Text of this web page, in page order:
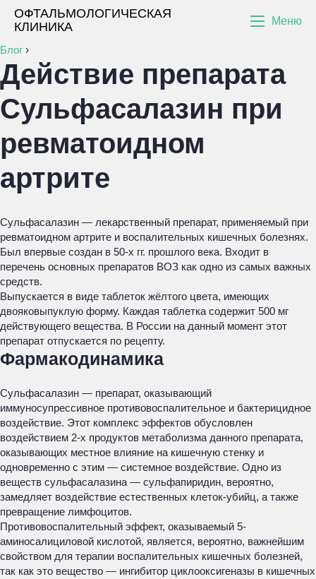
ОФТАЛЬМОЛОГИЧЕСКАЯ
КЛИНИКА
Меню
Блог ›
Действие препарата
Сульфасалазин при
ревматоидном
артрите
Сульфасалазин — лекарственный препарат, применяемый при
ревматоидном артрите и воспалительных кишечных болезнях.
Был впервые создан в 50-х гг. прошлого века. Входит в
перечень основных препаратов ВОЗ как одно из самых важных
средств.
Выпускается в виде таблеток жёлтого цвета, имеющих
двояковыпуклую форму. Каждая таблетка содержит 500 мг
действующего вещества. В России на данный момент этот
препарат отпускается по рецепту.
Фармакодинамика
Сульфасалазин — препарат, оказывающий
иммуносупрессивное противовоспалительное и бактерицидное
воздействие. Этот комплекс эффектов обусловлен
воздействием 2-х продуктов метаболизма данного препарата,
оказывающих местное влияние на кишечную стенку и
одновременно с этим — системное воздействие. Одно из
веществ сульфасалазина — сульфапиридин, вероятно,
замедляет воздействие естественных клеток-убийц, а также
превращение лимфоцитов.
Противовоспалительный эффект, оказываемый 5-
аминосалициловой кислотой, является, вероятно, важнейшим
свойством для терапии воспалительных кишечных болезней,
так как это вещество — ингибитор циклооксигеназы в кишечных